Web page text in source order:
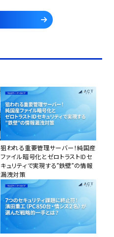
狙われる重要管理サーバー！純国産
ファイル暗号化とゼロトラストIDセ
キュリティで実現する”鉄壁”の情報
漏洩対策